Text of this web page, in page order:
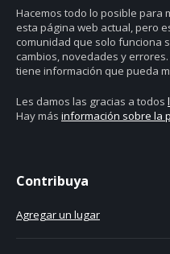
Hacemos todo lo posible para
esta página web actual, pero
comunidad que solo funciona
cambios, novedades y
tiene información que pueda
Les damos las gracias a todos
Hay más información sobre la
Contribuya
Agregar un lugar